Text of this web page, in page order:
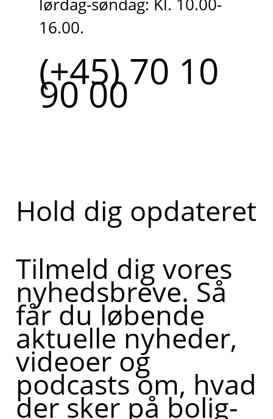
lørdag-søndag: Kl. 10.00-
16.00.
(+45) 70 10
90 00
Hold dig opdateret
Tilmeld dig vores
nyhedsbreve. Så
får du løbende
aktuelle nyheder,
videoer og
podcasts om, hvad
der sker på bolig-